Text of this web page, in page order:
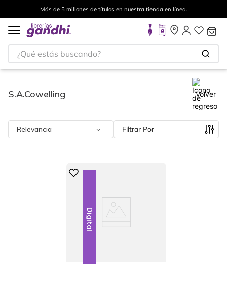
Más de 5 millones de títulos en nuestra tienda en línea.
¿Qué estás buscando?
S.A.Cowelling Volver
Relevancia Filtrar
Digital